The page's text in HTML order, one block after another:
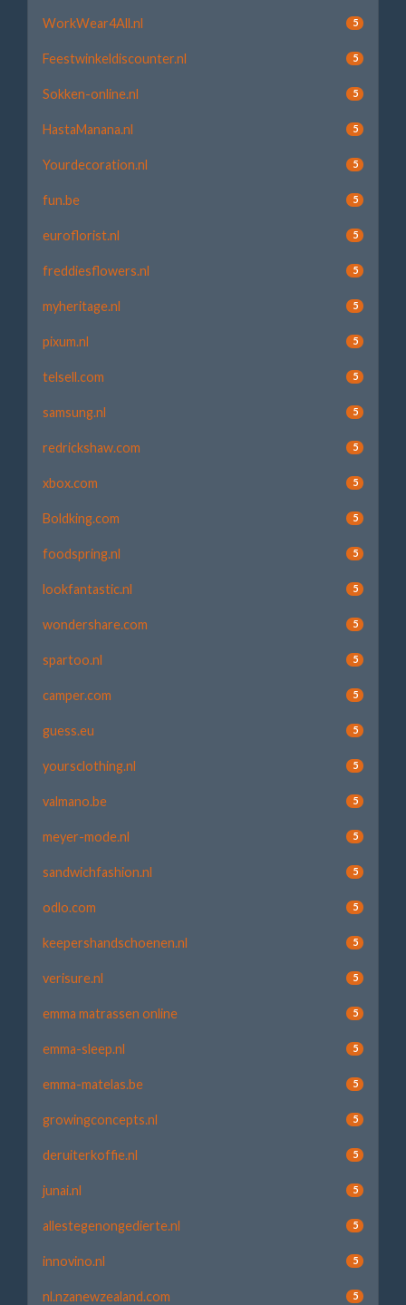
WorkWear4All.nl 5
Feestwinkeldiscounter.nl 5
Sokken-online.nl 5
HastaManana.nl 5
Yourdecoration.nl 5
fun.be 5
euroflorist.nl 5
freddiesflowers.nl 5
myheritage.nl 5
pixum.nl 5
telsell.com 5
samsung.nl 5
redrickshaw.com 5
xbox.com 5
Boldking.com 5
foodspring.nl 5
lookfantastic.nl 5
wondershare.com 5
spartoo.nl 5
camper.com 5
guess.eu 5
yoursclothing.nl 5
valmano.be 5
meyer-mode.nl 5
sandwichfashion.nl 5
odlo.com 5
keepershandschoenen.nl 5
verisure.nl 5
emma matrassen online 5
emma-sleep.nl 5
emma-matelas.be 5
growingconcepts.nl 5
deruiterkoffie.nl 5
junai.nl 5
allestegenongedierte.nl 5
innovino.nl 5
nl.nzanewzealand.com 5